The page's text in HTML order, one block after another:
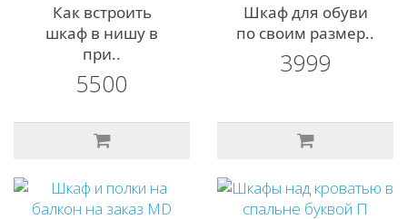
Как встроить
шкаф в нишу в
при..
5500
Шкаф для обуви
по своим размер..
3999